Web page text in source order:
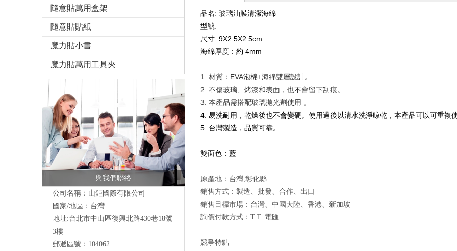
隨意貼萬用盒架
隨意貼貼紙
魔力貼小書
魔力貼萬用工具夾
與我們聯絡
公司名稱：山鉅國際有限公司
國家/地區：台灣
地址:台北市中山區復興北路430巷18號
3樓
郵遞區號：104062
品名 : 玻璃油膜清潔海綿
型號:
尺寸: 9X2.5X2.5cm
海綿厚度：約 4mm
1. 材質： EVA泡棉+海綿雙層設計。
2. 不傷玻璃、烤漆和表面，也不會留下刮痕。
3. 本產品需搭配玻璃拋光劑使用 。
4. 易洗耐用，乾燥後也不會變硬。使用過後以清水洗淨晾乾，本產品可以可重複
5. 台灣製造，品質可靠。
雙面色：藍
原產地：台灣, 彰化縣
銷售方式：製造、批發、合作、出口
銷售目標市場：台灣、中國大陸、香港、新加坡
詢價付款方式：T.T. 電匯
競爭特點